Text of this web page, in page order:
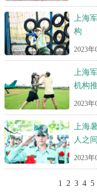
上海
构
2023年
上海
机构
2023年
上海
人之
2023年
1 2 3 4 5